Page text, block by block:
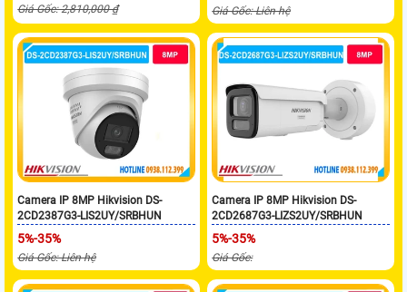
Giá Gốc: 2,810,000 ₫ Giá Gốc: Liên hệ
Camera IP 8MP Hikvision DS-
2CD2387G3-LIS2UY/SRBHUN
5%-35%
Giá Gốc: Liên hệ
Camera IP 8MP Hikvision DS-
2CD2687G3-LIZS2UY/SRBHUN
5%-35%
Giá Gốc: